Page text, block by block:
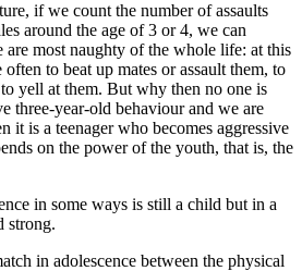
if we count the number of assaults
around the age of 3 or 4, we can
are most naughty of the whole life: at this
to beat up mates or assault them, to
yell at them. But why then no one is
three-year-old behaviour and we are
it is a teenager who becomes aggressive
on the power of the youth, that is, the
in some ways is still a child but in a
strong.
in adolescence between the physical